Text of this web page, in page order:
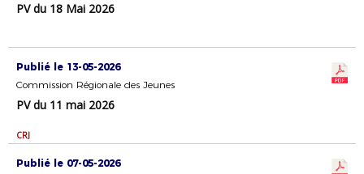
PV du 18 Mai 2026
Publié le 13-05-2026
Commission Régionale des Jeunes
PV du 11 mai 2026
CRJ
Publié le 07-05-2026